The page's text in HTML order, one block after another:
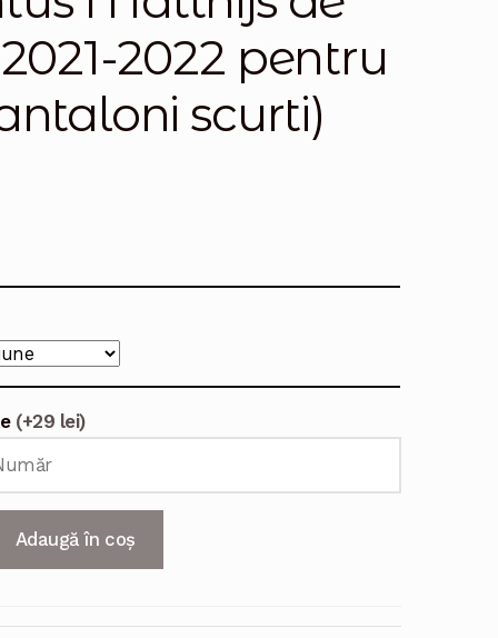
2022 pentru
scurti)
(+29 lei)
Adaugă în coș